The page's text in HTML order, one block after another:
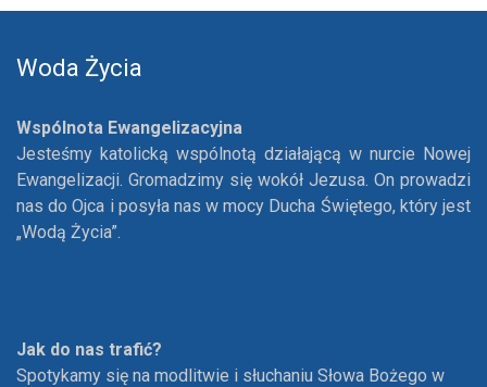
Woda Życia
Wspólnota Ewangelizacyjna
Jesteśmy katolicką wspólnotą działającą w nurcie Nowej
Ewangelizacji. Gromadzimy się wokół Jezusa. On prowadzi
nas do Ojca i posyła nas w mocy Ducha Świętego, który jest
„Wodą Życia”.
Jak do nas trafić?
Spotykamy się na modlitwie i słuchaniu Słowa Bożego w